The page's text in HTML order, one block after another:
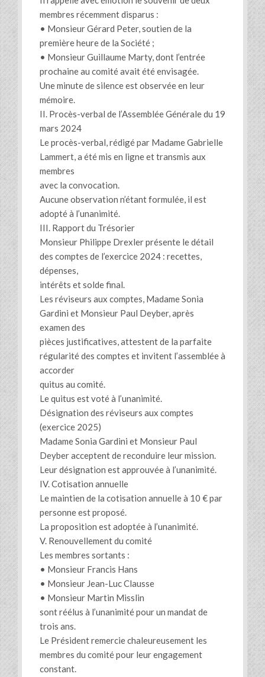
membres récemment disparus :
• Monsieur Gérard Peter, soutien de la
première heure de la Société ;
• Monsieur Guillaume Marty, dont l’entrée
prochaine au comité avait été envisagée.
Une minute de silence est observée en leur
mémoire.
II. Procès-verbal de l’Assemblée Générale du 19
mars 2024
Le procès-verbal, rédigé par Madame Gabrielle
Lammert, a été mis en ligne et transmis aux
membres
avec la convocation.
Aucune observation n’étant formulée, il est
adopté à l’unanimité.
III. Rapport du Trésorier
Monsieur Philippe Drexler présente le détail
des comptes de l’exercice 2024 : recettes,
dépenses,
intérêts et solde final.
Les réviseurs aux comptes, Madame Sonia
Gardini et Monsieur Paul Deyber, après
examen des
pièces justificatives, attestent de la parfaite
régularité des comptes et invitent l’assemblée à
accorder
quitus au comité.
Le quitus est voté à l’unanimité.
Désignation des réviseurs aux comptes
(exercice 2025)
Madame Sonia Gardini et Monsieur Paul
Deyber acceptent de reconduire leur mission.
Leur désignation est approuvée à l’unanimité.
IV. Cotisation annuelle
Le maintien de la cotisation annuelle à 10 € par
personne est proposé.
La proposition est adoptée à l’unanimité.
V. Renouvellement du comité
Les membres sortants :
• Monsieur Francis Hans
• Monsieur Jean-Luc Clausse
• Monsieur Martin Misslin
sont réélus à l’unanimité pour un mandat de
trois ans.
Le Président remercie chaleureusement les
membres du comité pour leur engagement
constant.